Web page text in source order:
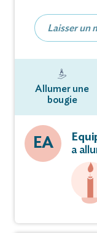
Allumer une
bougie
EA
a